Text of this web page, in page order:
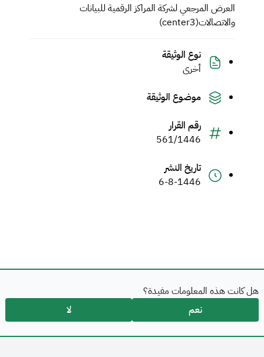
العرض المرجعي لشركة المراكز الرقمية للبيانات
والاتصالات(center3)
نوع الوثيقة
أخرى
موضوع الوثيقة
رقم القرار
561/1446
تاريخ النشر
6-8-1446
هل كانت هذه المعلومات مفيدة؟
نعم
لا